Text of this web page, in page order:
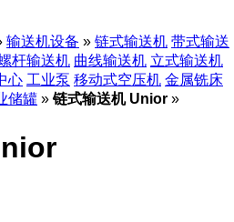
输送机设备 » 链式输送机 带式输送
杆输送机 曲线输送机 立式输送机
心 工业泵 移动式空压机 金属铣床
储罐 » 链式输送机 Unior »